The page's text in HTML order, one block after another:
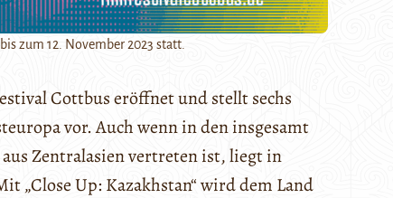
zum 12. November 2023 statt.
Cottbus eröffnet und stellt sechs
vor. Auch wenn in den insgesamt
Zentralasien vertreten ist, liegt in
„Close Up: Kazakhstan“ wird dem Land